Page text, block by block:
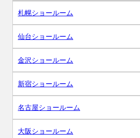
札幌ショールーム
仙台ショールーム
金沢ショールーム
新宿ショールーム
名古屋ショールーム
大阪ショールーム